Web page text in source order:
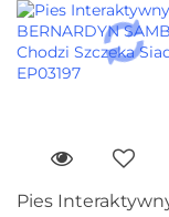
Pies